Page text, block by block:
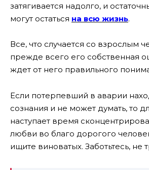
затягивается надолго, и
могут остаться на всю жизнь.
Все, что случается со взрослым
прежде всего его собственная
ждет от него правильного
Если потерпевший в аварии
сознания и не может думать, то
наступает время
любви во благо дорогого
ищите виноватых. Заботьтесь, не